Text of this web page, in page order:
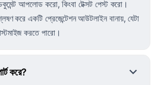
আপলোড করো, কিংবা টেক্সট পেস্ট করো।
করে একটি প্রেজেন্টেশন আউটলাইন বানায়, যেটা
করতে পারো।
করে?